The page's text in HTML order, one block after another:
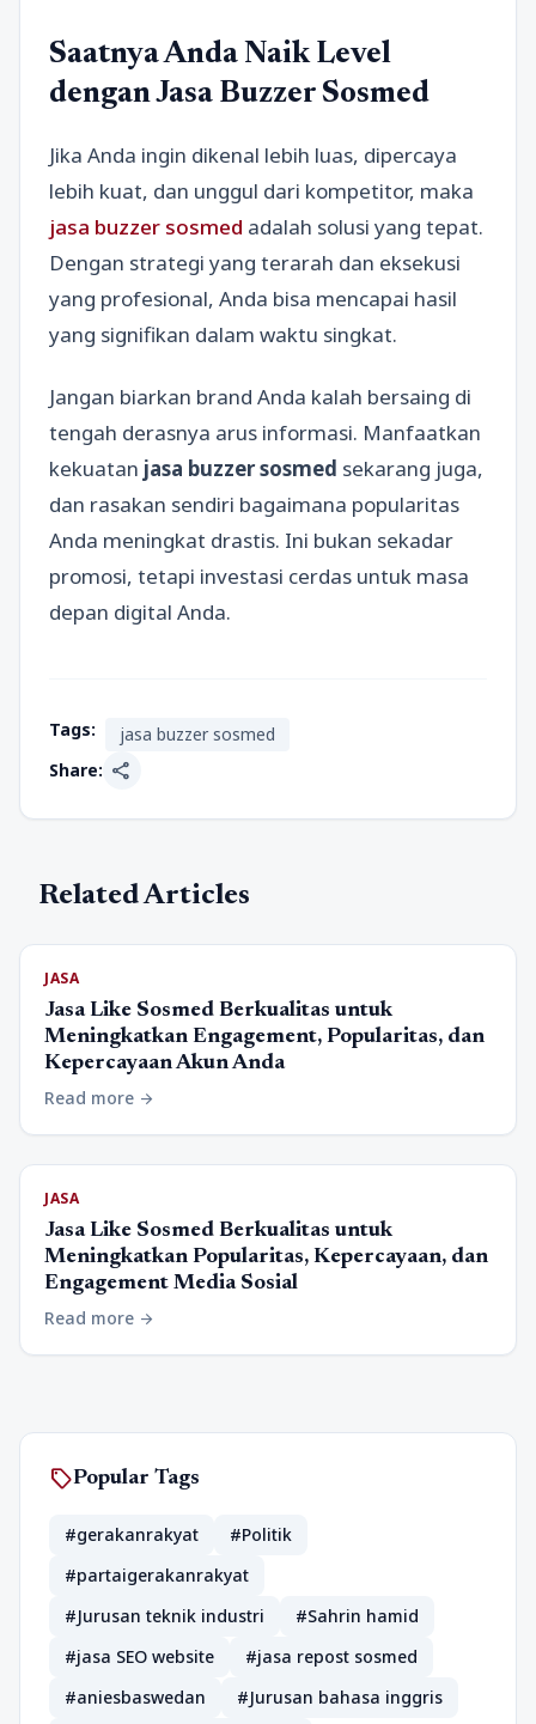
Saatnya Anda Naik Level
dengan Jasa Buzzer Sosmed
Jika Anda ingin dikenal lebih luas, dipercaya
lebih kuat, dan unggul dari kompetitor, maka
jasa buzzer sosmed adalah solusi yang tepat.
Dengan strategi yang terarah dan eksekusi
yang profesional, Anda bisa mencapai hasil
yang signifikan dalam waktu singkat.
Jangan biarkan brand Anda kalah bersaing di
tengah derasnya arus informasi. Manfaatkan
kekuatan jasa buzzer sosmed sekarang juga,
dan rasakan sendiri bagaimana popularitas
Anda meningkat drastis. Ini bukan sekadar
promosi, tetapi investasi cerdas untuk masa
depan digital Anda.
Tags:
jasa buzzer sosmed
Share: share
Related Articles
JASA
Jasa Like Sosmed Berkualitas untuk
Meningkatkan Engagement, Popularitas, dan
Kepercayaan Akun Anda
Read more arrow_forward
JASA
Jasa Like Sosmed Berkualitas untuk
Meningkatkan Popularitas, Kepercayaan, dan
Engagement Media Sosial
Read more arrow_forward
sellPopular Tags
#gerakanrakyat
#Politik
#partaigerakanrakyat
#Jurusan teknik industri
#Sahrin hamid
#jasa SEO website
#jasa repost sosmed
#aniesbaswedan
#Jurusan bahasa inggris